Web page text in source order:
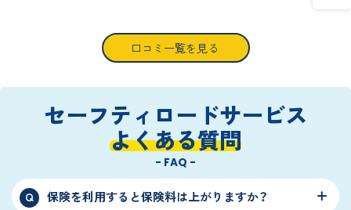
口コミ一覧を見る
セーフティロードサービス
よくある質問
- FAQ -
Q 保険を利用すると保険料は上がりますか？